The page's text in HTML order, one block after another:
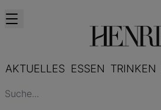
AKTUELLES ESSEN TRINKEN